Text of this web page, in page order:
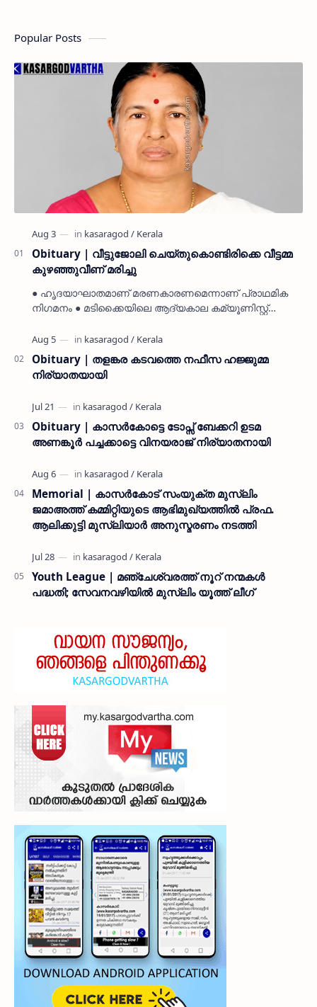
Popular Posts
Obituary | വീട്ടുജോലി ചെയ്തുകൊണ്ടിരിക്കെ വീട്ടമ്മ
കുഴഞ്ഞുവീണ് മരിച്ചു
● ഹൃദയാഘാതമാണ് മരണകാരണമെന്നാണ് പ്രാഥമിക
നിഗമനം ● മടിക്കൈയിലെ ആദ്യകാല കമ്യൂണിസ്റ്റ്
മകളാണ് ● വിവരമറിഞ്ഞ് ജനപ്ര…
Obituary | തളങ്കര കടവത്തെ നഫീസ ഹജ്ജുമ്മ
നിര്യാതയായി
Obituary | കാസർകോട്ടെ ടോപ്സ് ബേക്കറി ഉടമ
അണങ്കൂർ പച്ചക്കാട്ടെ വിനയരാജ് നിര്യാതനായി
Memorial | കാസർകോട് സംയുക്ത മുസ്ലിം
ജമാഅത്ത് കമ്മിറ്റിയുടെ ആഭിമുഖ്യത്തിൽ പ്രഫ.
ആലിക്കുട്ടി മുസ്ലിയാർ അനുസ്മരണം നടത്തി
Youth League | മഞ്ചേശ്വരത്ത് നൂറ് നന്മകൾ
പദ്ധതി; സേവനവഴിയിൽ മുസ്ലിം യൂത്ത് ലീഗ്